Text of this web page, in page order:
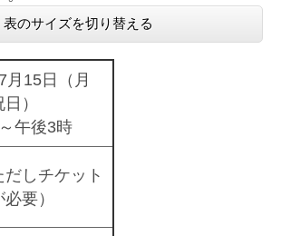
表のサイズを切り替える
月15日（月
）
午後3時
しチケット
要）